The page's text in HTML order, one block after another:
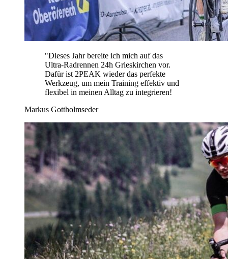
"Dieses Jahr bereite ich mich auf das
Ultra-Radrennen 24h Grieskirchen vor.
Dafür ist 2PEAK wieder das perfekte
Werkzeug, um mein Training effektiv und
flexibel in meinen Alltag zu integrieren!
Markus Gottholmseder